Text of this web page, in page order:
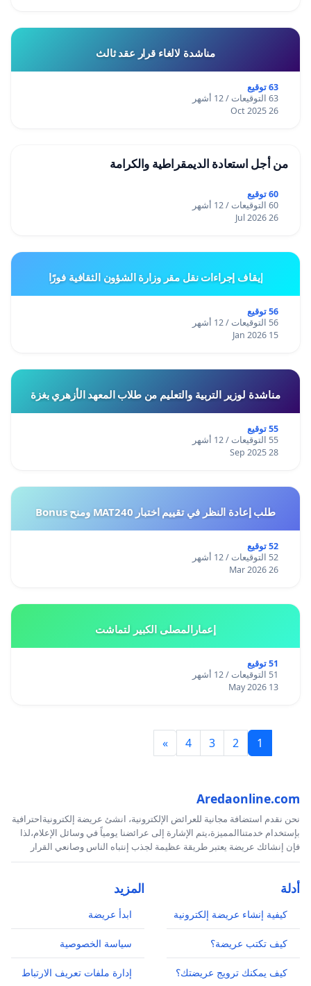
مناشدة لالغاء قرار عقد ثالث
63 توقيع
63 التوقيعات / 12 أشهر
26 Oct 2025
من أجل استعادة الديمقراطية والكرامة
60 توقيع
60 التوقيعات / 12 أشهر
26 Jul 2026
إيقاف إجراءات نقل مقر وزارة الشؤون الثقافية فورًا
56 توقيع
56 التوقيعات / 12 أشهر
15 Jan 2026
مناشدة لوزير التربية والتعليم من طلاب المعهد الأزهري بغزة
55 توقيع
55 التوقيعات / 12 أشهر
28 Sep 2025
طلب إعادة النظر في تقييم اختبار MAT240 ومنح Bonus
52 توقيع
52 التوقيعات / 12 أشهر
26 Mar 2026
إعمارالمصلى الكبير لتماشت
51 توقيع
51 التوقيعات / 12 أشهر
13 May 2026
1
2
3
4
»
Aredaonline.com
نحن نقدم استضافة مجانية للعرائض الإلكترونية، انشئ عريضة إلكترونيةاحترافية
بإستخدام خدمتناالمميزة،يتم الإشارة إلى عرائضنا يومياً في وسائل الإعلام،لذا
فإن إنشائك عريضة يعتبر طريقة عظيمة لجذب إنتباه الناس وصانعي القرار
أدلة
كيفية إنشاء عريضة إلكترونية
كيف تكتب عريضة؟
كيف يمكنك ترويج عريضتك؟
المزيد
ابدأ عريضة
سياسة الخصوصية
إدارة ملفات تعريف الارتباط